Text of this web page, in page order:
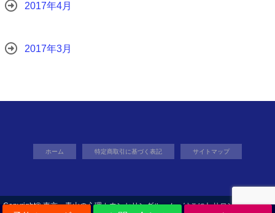
2017年4月
2017年3月
ホーム 特定商取引に基づく表記 サイトマップ
Copyright©東京・青山の心理カウンセリングルーム はこにわサロン東京, 2018